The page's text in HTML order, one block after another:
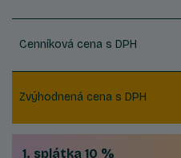
Cenníková cena s DPH
Zvýhodnená cena s DPH
1. splátka 10 %